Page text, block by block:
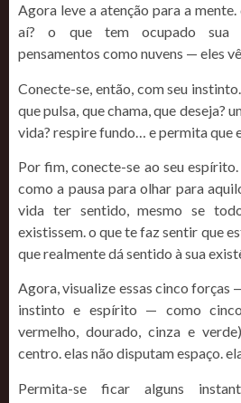
Agora leve a atenção para a
aí? o que tem ocupado sua
pensamentos como nuvens — eles
Conecte-se, então, com seu
que pulsa, que chama, que deseja?
vida? respire fundo… e permita que
Por fim, conecte-se ao seu
como a pausa para olhar para
vida ter sentido, mesmo se
existissem. o que te faz sentir que
que realmente dá sentido à sua
Agora, visualize essas cinco forças
instinto e espírito — como
vermelho, dourado, cinza e
centro. elas não disputam espaço.
Permita-se ficar alguns